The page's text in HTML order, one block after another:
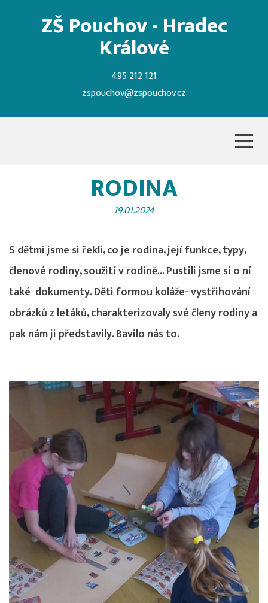
ZŠ Pouchov - Hradec
Králové
495 212 121
zspouchov@zspouchov.cz
RODINA
19.01.2024
S dětmi jsme si řekli, co je rodina, její funkce, typy,
členové rodiny, soužití v rodině... Pustili jsme si o ní
také dokumenty. Děti formou koláže- vystřihování
obrázků z letáků, charakterizovaly své členy rodiny a
pak nám ji představily. Bavilo nás to.